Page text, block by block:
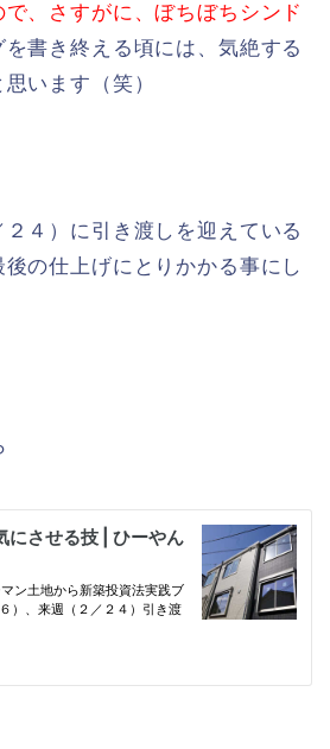
、さすがに、ぼちぼちシンド
を書き終える頃には、気絶する
います（笑）
４）に引き渡しを迎えている
の仕上げにとりかかる事にし